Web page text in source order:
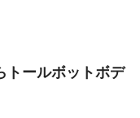
トールボットボデ